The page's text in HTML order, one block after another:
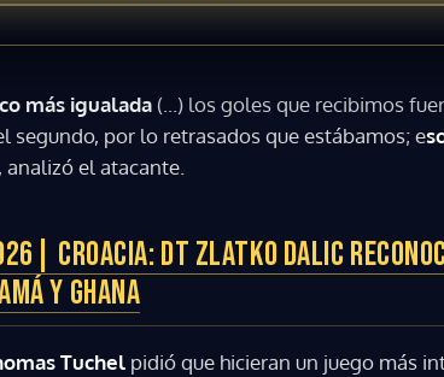
más igualada (...) los goles que recibimos
segundo, por lo retrasados que estábamos; e
analizó el atacante.
CROACIA: DT ZLATKO DALIC
Y GHANA
Tuchel pidió que hicieran un juego más